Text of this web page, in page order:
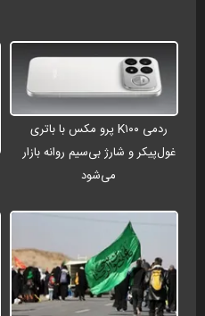
ردمی K۱۰۰ پرو مکس با باتری
غول‌پیکر و شارژ بی‌سیم روانه بازار
می‌شود